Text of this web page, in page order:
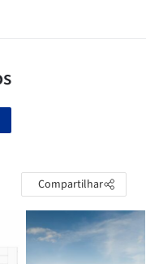
Compartilhar